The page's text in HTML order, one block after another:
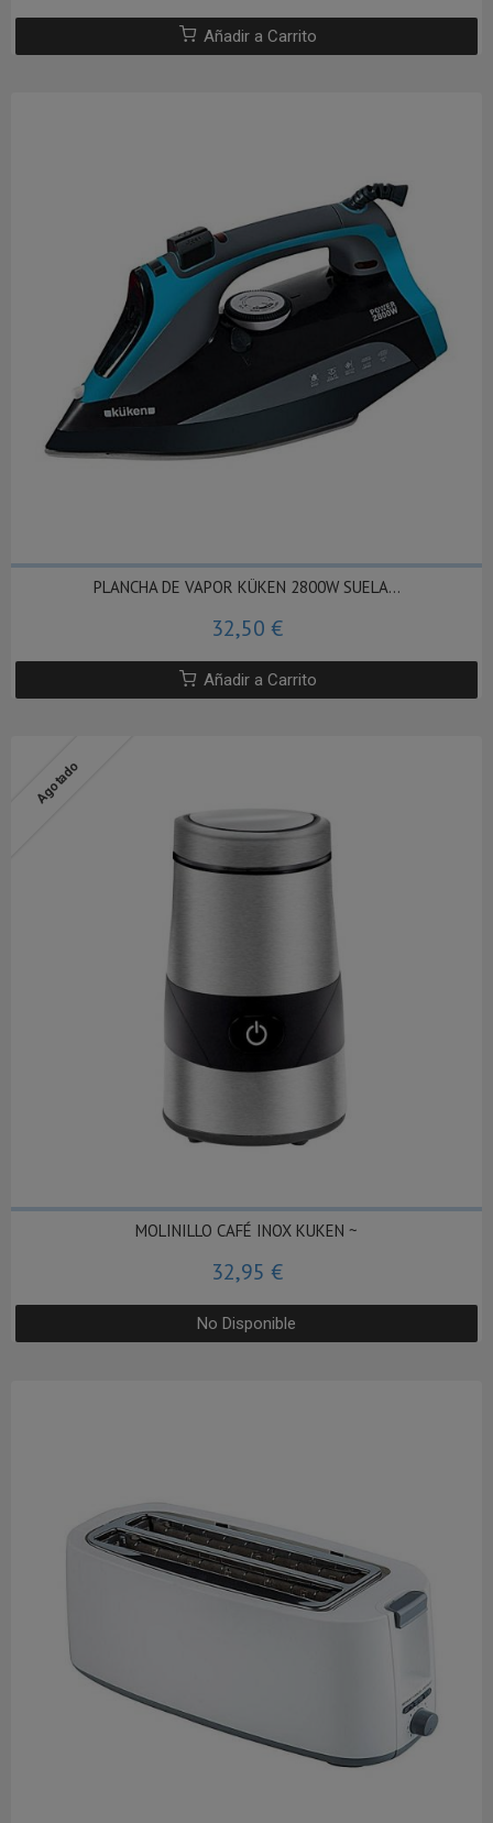
Añadir a Carrito
PLANCHA DE VAPOR KÜKEN 2800W SUELA...
32,50 €
Añadir a Carrito
Agotado
MOLINILLO CAFÉ INOX KUKEN ~
32,95 €
No Disponible